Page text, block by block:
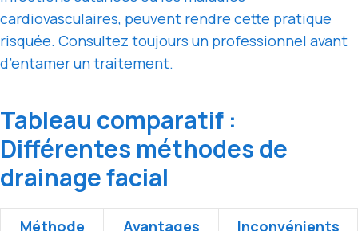
cardiovasculaires, peuvent rendre cette pratique
risquée. Consultez toujours un professionnel avant
d’entamer un traitement.
Tableau comparatif :
Différentes méthodes de
drainage facial
Méthode Avantages
Inconvénients